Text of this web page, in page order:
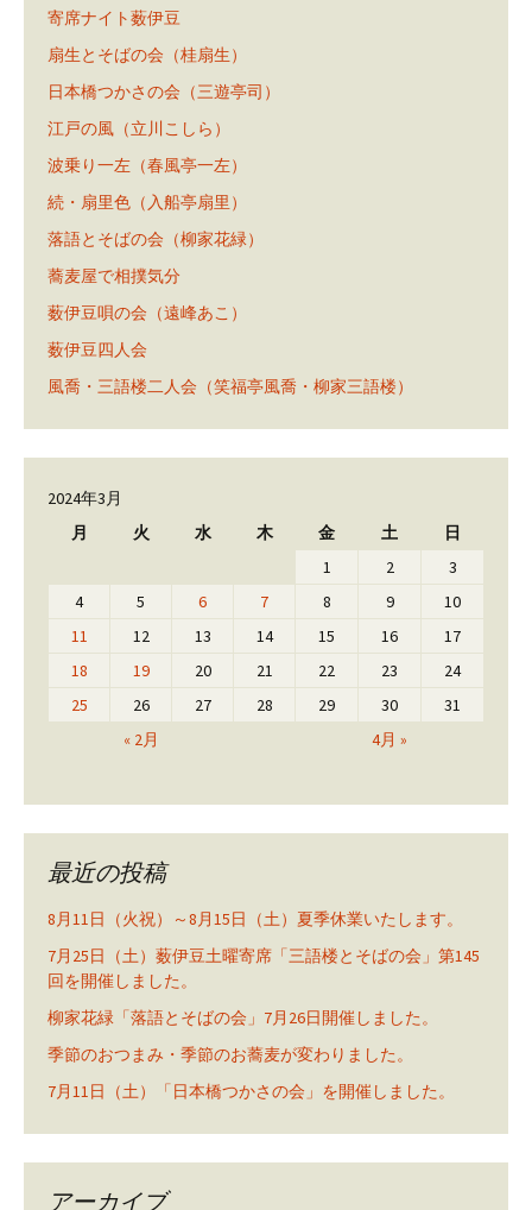
寄席ナイト薮伊豆
扇生とそばの会（桂扇生）
日本橋つかさの会（三遊亭司）
江戸の風（立川こしら）
波乗り一左（春風亭一左）
続・扇里色（入船亭扇里）
落語とそばの会（柳家花緑）
蕎麦屋で相撲気分
薮伊豆唄の会（遠峰あこ）
薮伊豆四人会
風喬・三語楼二人会（笑福亭風喬・柳家三語楼）
2024年3月
月
火 水 木 金 土 日
« 2月 4月 »
1 2
3
4
5 6 7 8 9
10
11
12 13 14 15 16
17
18
19 20 21 22 23
24
25
26 27 28 29 30 31
最近の投稿
8月11日（火祝）～8月15日（土）夏季休業いたします。
7月25日（土）薮伊豆土曜寄席「三語楼とそばの会」第145
回を開催しました。
柳家花緑「落語とそばの会」7月26日開催しました。
季節のおつまみ・季節のお蕎麦が変わりました。
7月11日（土）「日本橋つかさの会」を開催しました。
アーカイブ